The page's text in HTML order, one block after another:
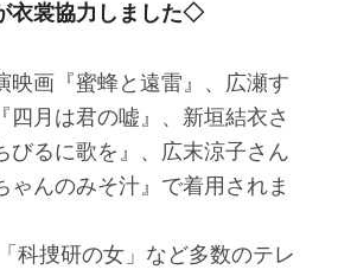
衣裳協力しました◇
映画『蜜蜂と遠雷』、広瀬す
四月は君の嘘』、新垣結衣さ
びるに歌を』、広末涼子さん
ゃんのみそ汁』で着用されま
科捜研の女」など多数のテレ